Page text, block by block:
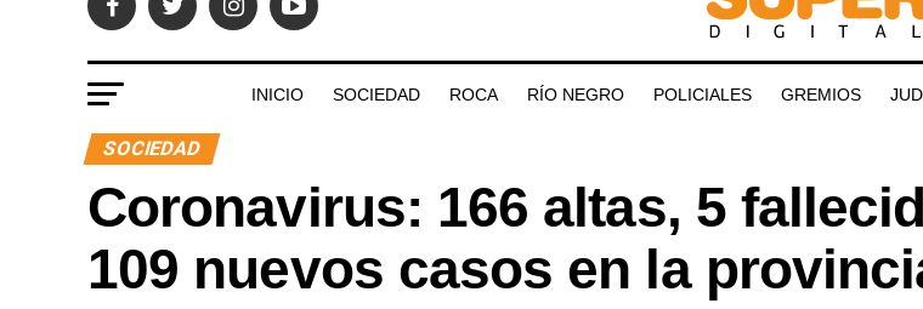
INICIO SOCIEDAD ROCA RÍO NEGRO POLICIALES GREMIOS
SOCIEDAD
Coronavirus: 166 altas, 5
109 nuevos casos en la